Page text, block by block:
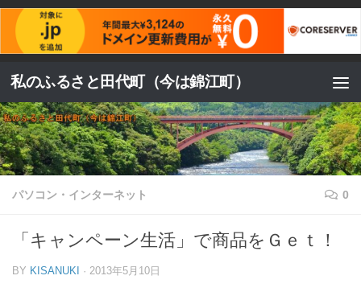
コンテンツへスキップ
私のふるさと田代町（今は錦江町）
パソコン・インターネット 0
「キャンペーン生活」で商品をＧｅｔ！
BY KISANUKI · 2013年5月10日